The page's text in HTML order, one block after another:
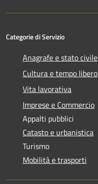
Categorie di Servizio
Anagrafe e stato civile
Cultura e tempo libero
Vita lavorativa
Imprese e Commercio
Appalti pubblici
Catasto e urbanistica
Turismo
Mobilità e trasporti